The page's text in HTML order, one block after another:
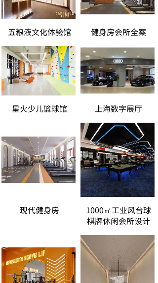
五粮液文化体验馆 健身房会所全案
星火少儿篮球馆 上海数字展厅
现代健身房
1000㎡工业风台球
棋牌休闲会所设计